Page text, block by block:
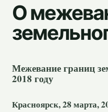
О
Межевание границ
2018 году
Красноярск, 28 марта,